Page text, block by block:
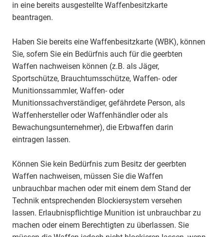
in eine bereits ausgestellte Waffenbesitzkarte
beantragen.
Haben Sie bereits eine Waffenbesitzkarte (WBK), können
Sie, sofern Sie ein Bedürfnis auch für die geerbten
Waffen nachweisen können (z.B. als Jäger,
Sportschütze, Brauchtumsschütze, Waffen- oder
Munitionssammler, Waffen- oder
Munitionssachverständiger, gefährdete Person, als
Waffenhersteller oder Waffenhändler oder als
Bewachungsunternehmer), die Erbwaffen darin
eintragen lassen.
Können Sie kein Bedürfnis zum Besitz der geerbten
Waffen nachweisen, müssen Sie die Waffen
unbrauchbar machen oder mit einem dem Stand der
Technik entsprechenden Blockiersystem versehen
lassen. Erlaubnispflichtige Munition ist unbrauchbar zu
machen oder einem Berechtigten zu überlassen. Sie